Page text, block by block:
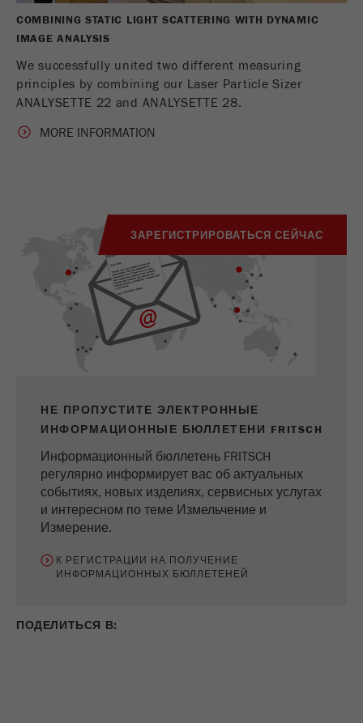
COMBINING STATIC LIGHT SCATTERING WITH DYNAMIC
IMAGE ANALYSIS
We successfully united two different measuring
principles by combining our Laser Particle Sizer
ANALYSETTE 22 and ANALYSETTE 28.
MORE INFORMATION
ЗАРЕГИСТРИРОВАТЬСЯ СЕЙЧАС
НЕ ПРОПУСТИТЕ ЭЛЕКТРОННЫЕ
ИНФОРМАЦИОННЫЕ БЮЛЛЕТЕНИ FRITSCH
Информационный бюллетень FRITSCH
регулярно информирует вас об актуальных
событиях, новых изделиях, сервисных услугах
и интересном по теме Измельчение и
Измерение.
К РЕГИСТРАЦИИ НА ПОЛУЧЕНИЕ
ИНФОРМАЦИОННЫХ БЮЛЛЕТЕНЕЙ
ПОДЕЛИТЬСЯ В: